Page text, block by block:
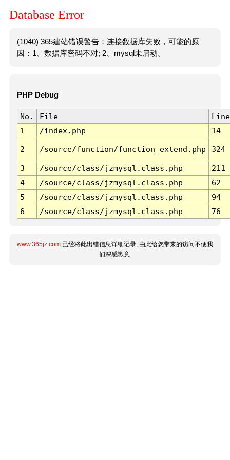
Database Error
(1040) 365建站错误警告：连接数据库失败，可能的原
因：1、数据库密码不对; 2、mysql未启动。
PHP Debug
No. File
Line
1
/index.php 14
2 /source/function/function_extend.php 324
3 /source/class/jzmysql.class.php
211
4
/source/class/jzmysql.class.php
62
5
/source/class/jzmysql.class.php
94
6
/source/class/jzmysql.class.php 76
www.365jz.com 已经将此出错信息详细记录, 由此给您带来的访问不便我
们深感歉意.